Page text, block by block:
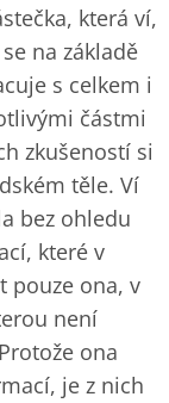
která ví,
na základě
s celkem i
částmi
zkušeností si
těle. Ví
bez ohledu
které v
pouze ona, v
není
ona
je z nich